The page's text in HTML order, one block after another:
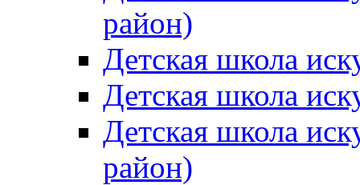
район)
Детская школа
Детская школа
Детская школа
район)